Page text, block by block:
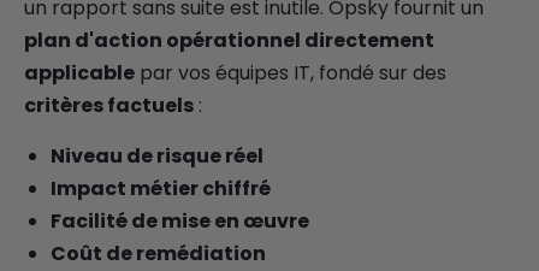
un rapport sans suite est inutile. Opsky fournit un
plan d'action opérationnel directement
applicable par vos équipes IT, fondé sur des
critères factuels :
Niveau de risque réel
Impact métier chiffré
Facilité de mise en œuvre
Coût de remédiation